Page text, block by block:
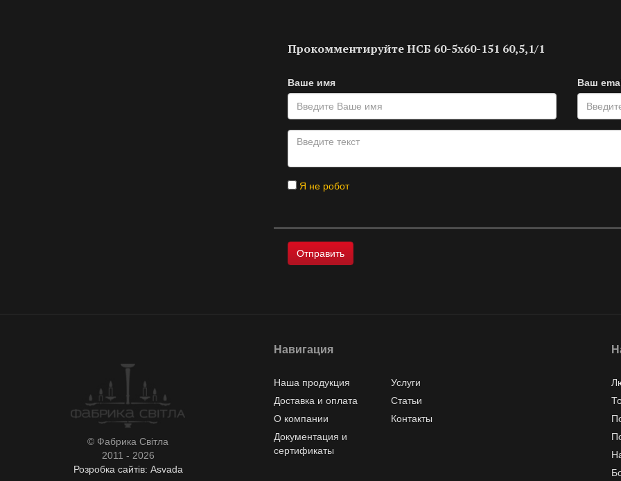
Прокомментируйте НСБ 60-5х60-151 60,5,1/1
Ваше имя Ваш
Я не робот
© Фабрика Світла
2011 - 2026
Розробка сайтів: Asvada
Навигация
Наша продукция
Услуги
Доставка и оплата
Статьи
О компании
Контакты
Документация и
сертификаты